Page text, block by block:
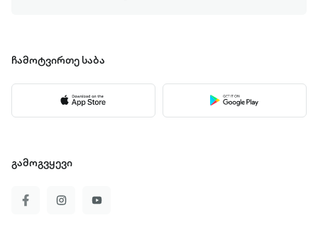
ჩამოტვირთე საბა
გამოგვყევი